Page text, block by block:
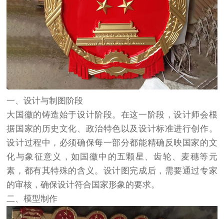
一、设计与制图阶段
大国徽的铸造始于设计阶段。在这一阶段，设计师会根
据国家的历史文化、政治特色以及设计标准进行创作。
设计过程中，必须确保每一部分都能精确反映国家的文
化与象征意义，如国徽中的五颗星、齿轮、麦穗等元
素，都有其特殊的含义。设计图完成后，需要通过专家
的审核，确保设计符合国家形象的要求。
二、模型制作